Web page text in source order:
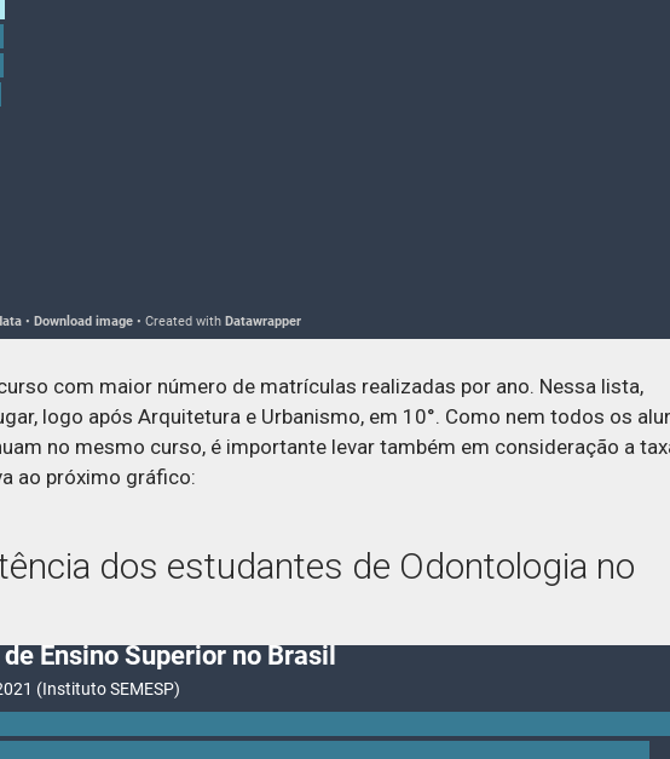
com maior número de matrículas realizadas por ano. Nessa lista,
logo após Arquitetura e Urbanismo, em 10°. Como nem todos os
no mesmo curso, é importante levar também em consideração a
ao próximo gráfico:
dos estudantes de Odontologia no